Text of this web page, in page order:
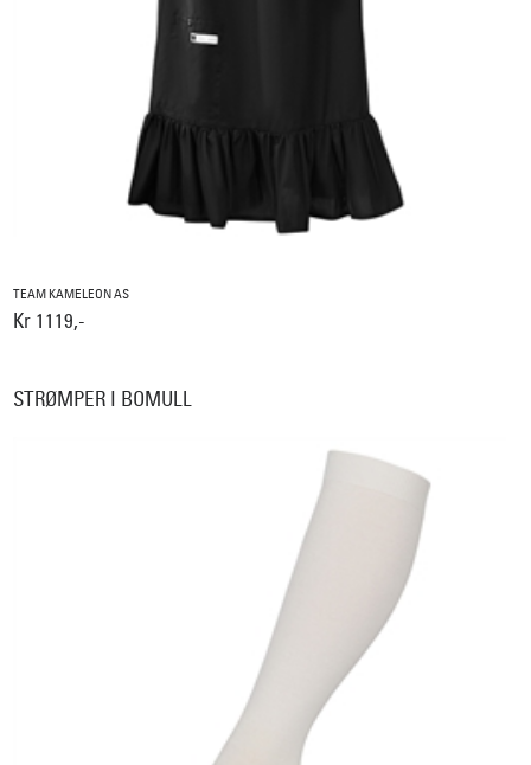
TEAM KAMELEON AS
Kr 1119,-
STRØMPER I BOMULL